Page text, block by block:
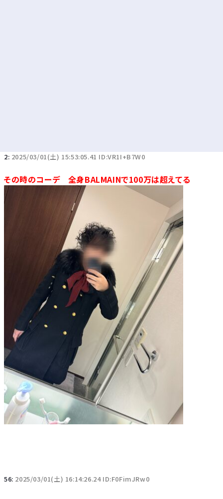
2: 2025/03/01(土) 15:53:05.41 ID:VR1I+B7W0
その時のコーデ 全身BALMAINで100万は超えてる
56: 2025/03/01(土) 16:14:26.24 ID:F0FimJRw0